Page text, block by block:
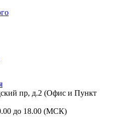
пр, д.2 (Офис и Пункт
до 18.00 (МСК)